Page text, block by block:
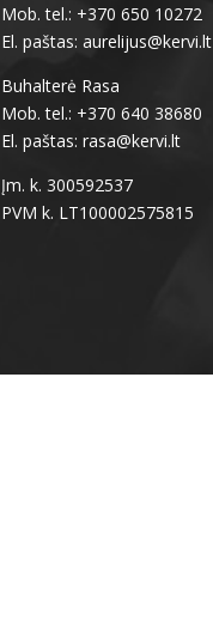
Mob. tel.: +370 650 10272
El. paštas: aurelijus@kervi.lt
Buhalterė Rasa
Mob. tel.: +370 640 38680
El. paštas: rasa@kervi.lt
Įm. k. 300592537
PVM k. LT100002575815